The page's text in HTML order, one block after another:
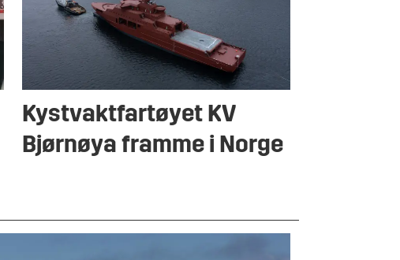
Kystvaktfartøyet KV
Bjørnøya framme i Norge